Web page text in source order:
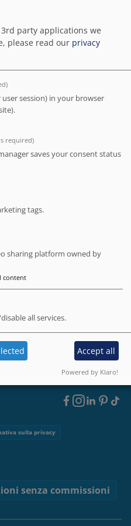
Il Tuo Hotel a Barcellona - Viaggia
a Barcellona
offrono le loro migliori
all’hotel, non agli
- Modifiche, cancellazioni e
locali
gli hotel
della città.
persone che ti
solo una scelta
che mantiene il viaggio
Footer
Social
sulla privacy
senza commissioni
party applications we
please read our privacy
session) in your browser
required)
saves your consent status
tags.
sharing platform owned by
content
all services.
Accept all
Powered by Klaro!